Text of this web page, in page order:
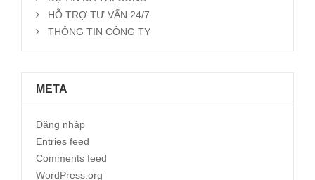
HỖ TRỢ TƯ VẤN 24/7
THÔNG TIN CÔNG TY
META
Đăng nhập
Entries feed
Comments feed
WordPress.org